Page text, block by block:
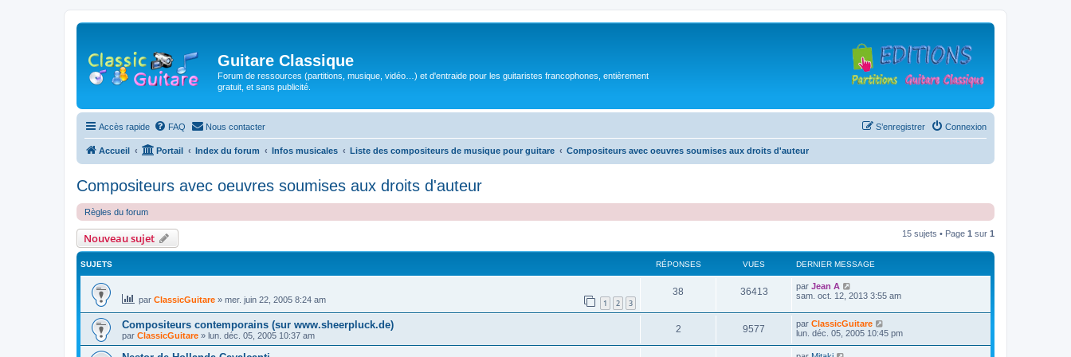
Guitare Classique
Forum de ressources (partitions, musique, vidéo…) et d'entraide pour les guitaristes francophones, entièrement
gratuit, et sans publicité.
Accès rapide FAQ Nous contacter Connexion
S’enregistrer
Accueil Portail Index du forum Infos musicales Liste des compositeurs de musique pour guitare Compositeurs avec oeuvres soumises aux droits d'auteur
Compositeurs avec oeuvres soumises aux droits d'auteur
Règles du forum
Nouveau sujet 15 sujets • Page 1 sur 1
SUJETS RÉPONSES VUES DERNIER MESSAGE
par ClassicGuitare » mer. juin 22, 2005 8:24 am 1 2 3
38
é
36413V
u
D
e
n
i
e
par Jean A
sam. oct. 12, 2013 3:55 am
Compositeurs contemporains (sur www.sheerpluck.de)
par ClassicGuitare » lun. déc. 05, 2005 10:37 am
2R
é
9577
u
D
e
par ClassicGuitare
lun. déc. 05, 2005 10:45 pm